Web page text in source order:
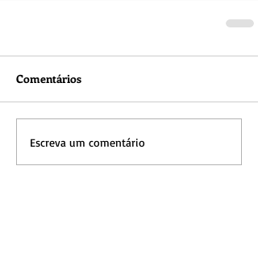
Comentários
Escreva um comentário